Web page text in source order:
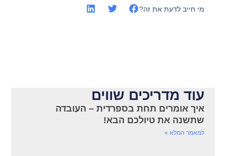
מי חייב לדעת את זה?
עוד מדריכים שווים
איך אומרים תחת בספרדית – העובדה
שתשנה את טיולכם הבא!
למאמר המלא »